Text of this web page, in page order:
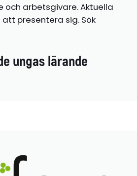
arbetsgivare. Aktuella
presentera sig. Sök
ungas lärande